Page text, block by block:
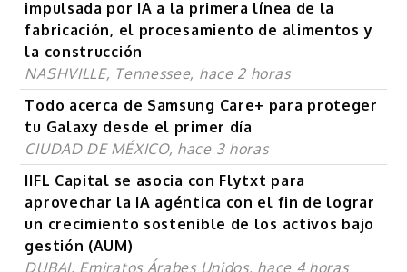
impulsada por IA a la primera línea de la
fabricación, el procesamiento de alimentos y
la construcción
NASHVILLE, Tennessee, hace 2 horas
Todo acerca de Samsung Care+ para proteger
tu Galaxy desde el primer día
CIUDAD DE MÉXICO, hace 3 horas
IIFL Capital se asocia con Flytxt para
aprovechar la IA agéntica con el fin de lograr
un crecimiento sostenible de los activos bajo
gestión (AUM)
DUBAI, Emiratos Árabes Unidos, hace 4 horas